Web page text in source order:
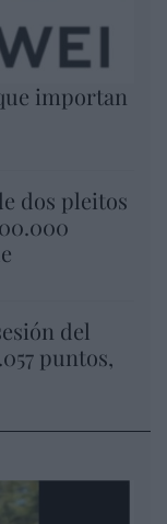
importan
dos pleitos
del
puntos,